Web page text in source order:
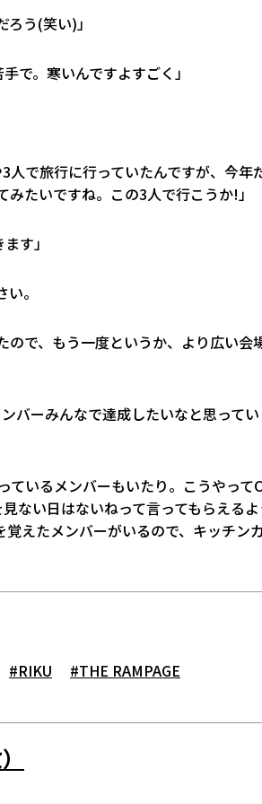
う(笑い)」
で。寒いんですよすごく」
人で旅行に行っていたんですが、今年
たいですね。この3人で行こうか!」
す」
。
ので、もう一度というか、より広い会
バーみんなで達成したいなと思って
ているメンバーもいたり。こうやって
ない日はないねって言ってもらえる
えたメンバーがいるので、キッチン
#RIKU
#THE RAMPAGE